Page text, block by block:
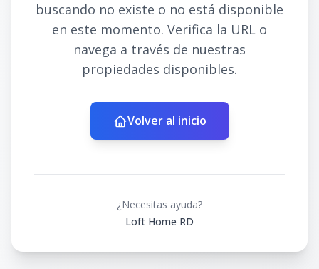
buscando no existe o no está disponible
en este momento. Verifica la URL o
navega a través de nuestras
propiedades disponibles.
Volver al inicio
¿Necesitas ayuda?
Loft Home RD